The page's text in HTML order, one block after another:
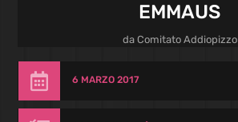
EMMAUS
da Comitato Addiopizzo
 6 MARZO 2017